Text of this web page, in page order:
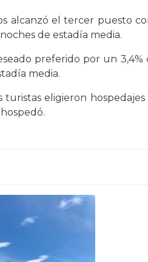
alcanzó el tercer puesto
de estadía media.
preferido por un
media.
eligieron hospedajes